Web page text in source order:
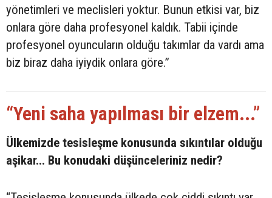
yönetimleri ve meclisleri yoktur. Bunun etkisi var, biz
onlara göre daha profesyonel kaldık. Tabii içinde
profesyonel oyuncuların olduğu takımlar da vardı ama
biz biraz daha iyiydik onlara göre.”
“Yeni saha yapılması bir elzem...”
Ülkemizde tesisleşme konusunda sıkıntılar olduğu
aşikar... Bu konudaki düşünceleriniz nedir?